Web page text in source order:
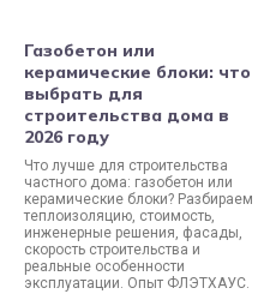
Газобетон или
керамические блоки: что
выбрать для
строительства дома в
2026 году
Что лучше для строительства
частного дома: газобетон или
керамические блоки? Разбираем
теплоизоляцию, стоимость,
инженерные решения, фасады,
скорость строительства и
реальные особенности
эксплуатации. Опыт ФЛЭТХАУС.